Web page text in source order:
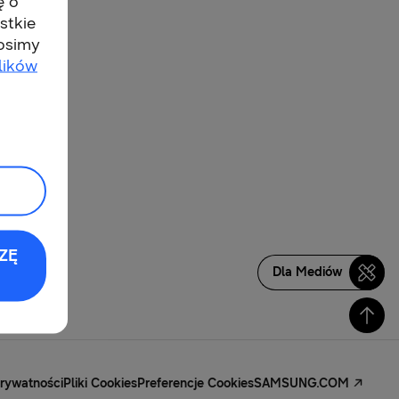
Dla Mediów
Pliki CookiesPreferencje CookiesSAMSUNG.COM